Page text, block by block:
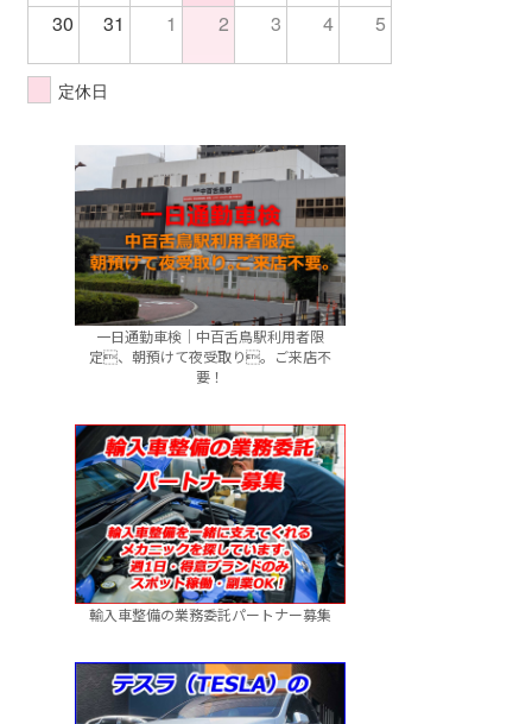
30 31 1 2 3 4 5
定休日
一日通勤車検｜中百舌鳥駅利用者限
定、朝預けて夜受取り。ご来店不
要！
輸入車整備の業務委託パートナー募集